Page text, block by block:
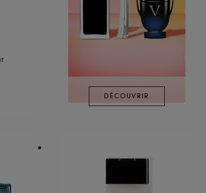
DÉCOUVRIR